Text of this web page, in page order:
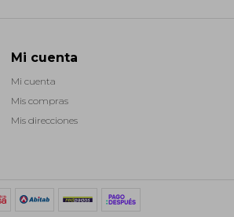
Mi cuenta
Mi cuenta
Mis compras
Mis direcciones